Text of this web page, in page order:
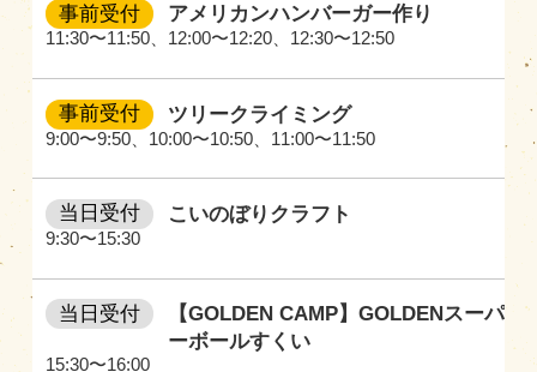
11:30〜11:50 12:00〜12:20 12:30〜12:50
事前受付 アメリカンハンバーガー作り
9:00〜9:50 10:00〜10:50 11:00〜11:50
事前受付 ツリークライミング
9:30〜15:30
当日受付 こいのぼりクラフト
15:30〜16:00
当日受付
【GOLDEN CAMP】GOLDENスーパ
ーボールすくい